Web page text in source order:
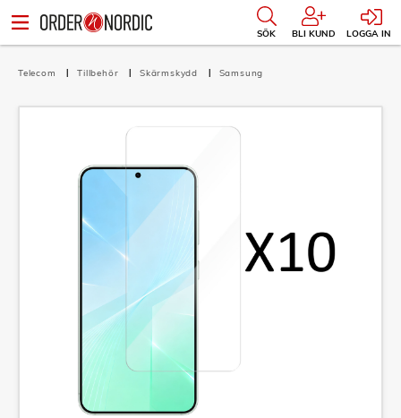
SÖK BLI KUND LOGGA IN
Telecom Tillbehör Skärmskydd Samsung